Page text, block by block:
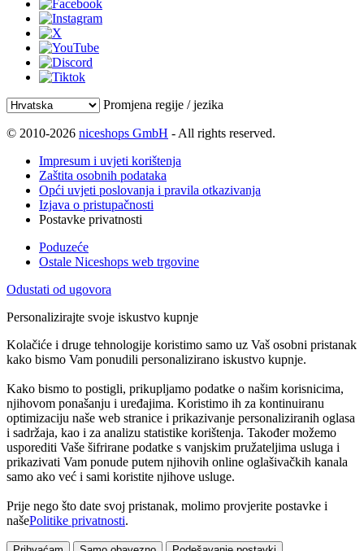
Promjena regije / jezika
© 2010-2026 niceshops GmbH - All rights reserved.
Impresum i uvjeti korištenja
Zaštita osobnih podataka
Opći uvjeti poslovanja i pravila otkazivanja
Izjava o pristupačnosti
Postavke privatnosti
Poduzeće
Ostale Niceshops web trgovine
Odustati od ugovora
Personalizirajte svoje iskustvo kupnje
Kolačiće i druge tehnologije koristimo samo uz Vaš osobni pristanak
kako bismo Vam ponudili personalizirano iskustvo kupnje.
Kako bismo to postigli, prikupljamo podatke o našim korisnicima,
njihovom ponašanju i uređajima. Koristimo ih za kontinuiranu
optimizaciju naše web stranice i prikazivanje personaliziranih oglasa
i sadržaja, kao i za analizu statistike korištenja. Također možemo
usporediti Vaše šifrirane podatke s vanjskim pružateljima usluga i
prikazivati Vam ponude putem njihovih online oglašivačkih kanala
samo ako već i sami koristite njihove usluge.
Prije nego što date svoj pristanak, molimo provjerite postavke i
našePolitike privatnosti.